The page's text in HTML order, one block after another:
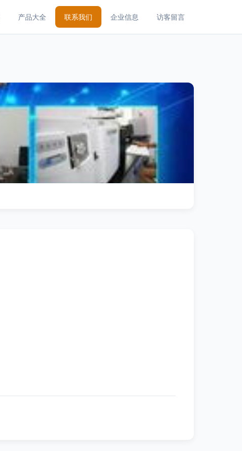
产品大全 联系我们 企业信息 访客留言